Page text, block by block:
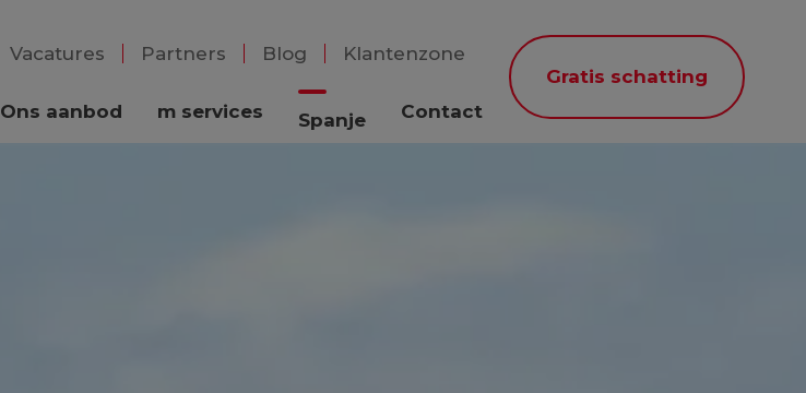
Vacatures Partners Blog Klantenzone
Ons aanbod m services Spanje Contact
Gratis schatting